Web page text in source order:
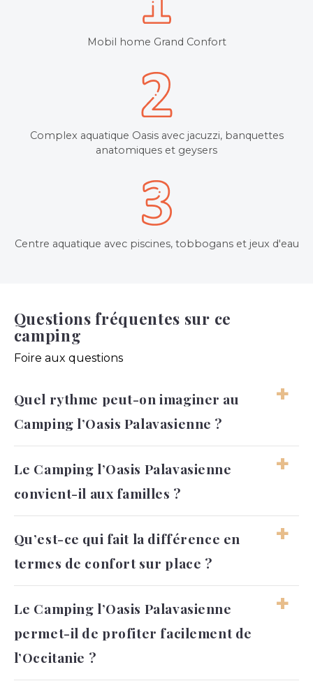
Mobil home Grand Confort
Complex aquatique Oasis avec jacuzzi, banquettes
anatomiques et geysers
Centre aquatique avec piscines, tobbogans et jeux d'eau
Questions fréquentes sur ce
camping
Foire aux questions
Quel rythme peut-on imaginer au
Camping l’Oasis Palavasienne ?
Le rythme peut être assez vivant, entre
baignade, activités et sorties autour de
Montpellier. Il reste toutefois possible de
Le Camping l’Oasis Palavasienne
convient-il aux familles ?
Oui, le camping peut convenir aux familles
qui recherchent un cadre confortable, avec
des espaces de loisirs et une ambiance
et découvertes.
Qu’est-ce qui fait la différence en
termes de confort sur place ?
Le confort vient surtout de l’organisation
générale, des prestations utiles et du cadre
soigné autour des espaces de vie.
l’esprit simple du camping.
Le Camping l’Oasis Palavasienne
permet-il de profiter facilement de
l’Occitanie ?